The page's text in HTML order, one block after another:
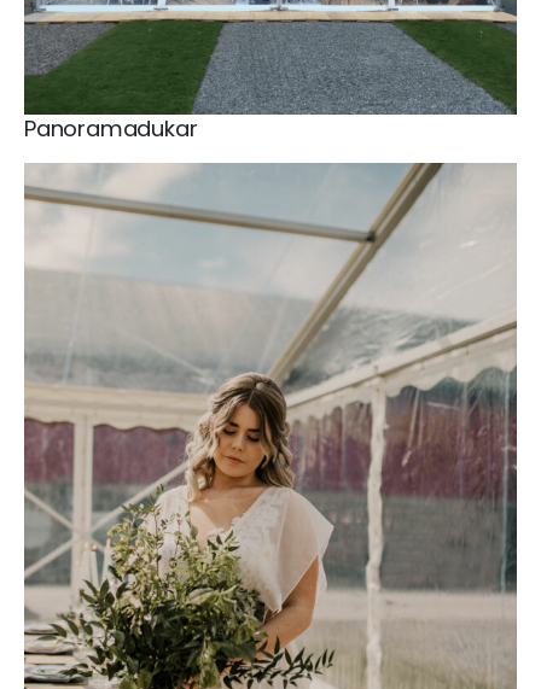
Panoramadukar